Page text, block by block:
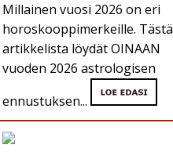
Millainen vuosi 2026 on eri
horoskooppimerkeille. Tästä
artikkelista löydät OINAAN
vuoden 2026 astrologisen
ennustuksen...